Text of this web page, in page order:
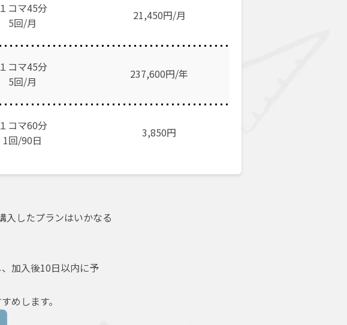
１コマ45分
5回/月
21,450円/月
１コマ45分
5回/月
237,600円/年
１コマ60分
1回/90日
3,850円
入したプランはいかなる
加入後10日以内に予
めします。